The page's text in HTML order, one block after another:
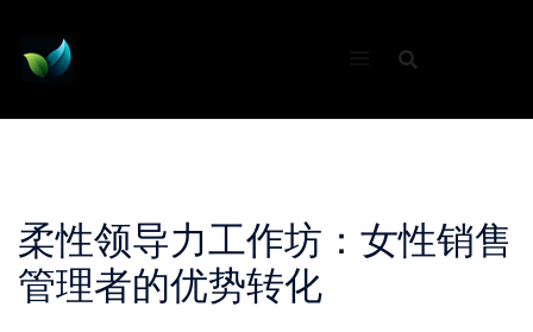
content
柔性领导力工作坊：女性销售
管理者的优势转化